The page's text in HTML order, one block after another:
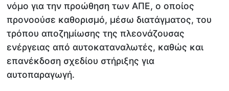
νόμο για την προώθηση των ΑΠΕ, ο οποίος
προνοούσε καθορισμό, μέσω διατάγματος, του
τρόπου αποζημίωσης της πλεονάζουσας
ενέργειας από αυτοκαταναλωτές, καθώς και
επανέκδοση σχεδίου στήριξης για
αυτοπαραγωγή.